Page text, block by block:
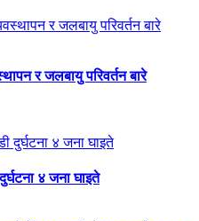
र जलबायु परिवर्तन बारे
४ जना घाइते